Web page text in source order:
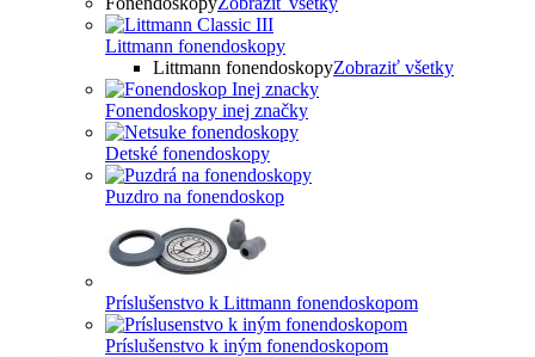
Littmann fonendoskopy
Littmann fonendoskopyZobraziť všetky
Fonendoskopy inej značky
Detské fonendoskopy
Puzdro na fonendoskop
Príslušenstvo k Littmann fonendoskopom
Príslušenstvo k iným fonendoskopom